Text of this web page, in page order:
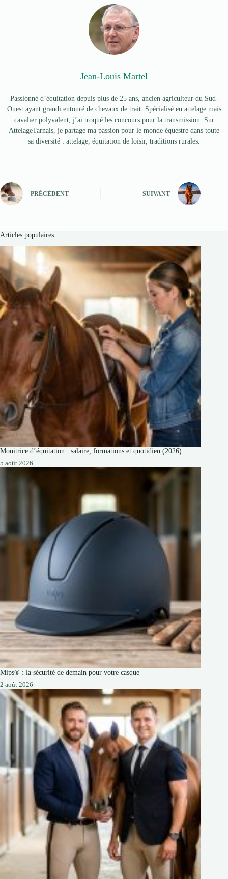
Jean-Louis Martel
Passionné d’équitation depuis plus de 25 ans, ancien agriculteur du Sud-
Ouest ayant grandi entouré de chevaux de trait. Spécialisé en attelage mais
cavalier polyvalent, j’ai troqué les concours pour la transmission. Sur
AttelageTarnais, je partage ma passion pour le monde équestre dans toute
sa diversité : attelage, équitation de loisir, traditions rurales.
PRÉCÉDENT SUIVANT
Articles populaires
Monitrice d’équitation : salaire, formations et quotidien (2026)
5 août 2026
Mips® : la sécurité de demain pour votre casque
2 août 2026